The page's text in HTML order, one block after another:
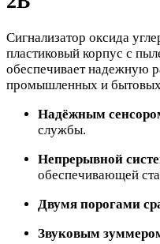
Сигнализатор оксида
пластиковый корпус с
обеспечивает надежную
промышленных и
Надёжным
службы.
Непрерывной
обеспечивающей
Двумя порогами
Звуковым